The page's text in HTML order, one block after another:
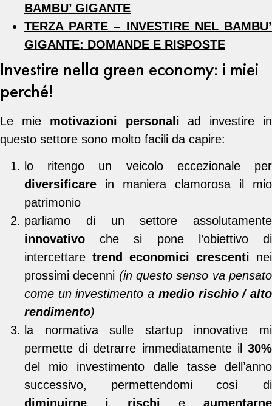
BAMBU’ GIGANTE
TERZA PARTE – INVESTIRE NEL BAMBU’
GIGANTE: DOMANDE E RISPOSTE
Investire nella green economy: i miei
perché!
Le mie motivazioni personali ad investire in
questo settore sono molto facili da capire:
lo ritengo un veicolo eccezionale per
diversificare in maniera clamorosa il mio
patrimonio
parliamo di un settore assolutamente
innovativo che si pone l’obiettivo di
intercettare trend economici crescenti nei
prossimi decenni (in questo senso va pensato
come un investimento a medio rischio / alto
rendimento)
la normativa sulle startup innovative mi
permette di detrarre immediatamente il 30%
del mio investimento dalle tasse dell’anno
successivo, permettendomi così di
diminuirne i rischi e aumentarne